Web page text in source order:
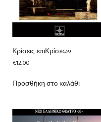
Κρίσεις επιΚρίσεων
€12,00
Προσθήκη στο καλάθι